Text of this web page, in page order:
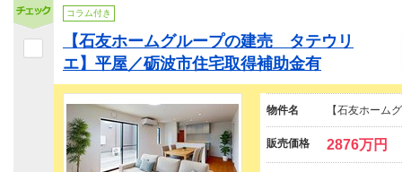
コラム付き
【石友ホームグループの建売 タテウリ
エ】平屋／砺波市住宅取得補助金有
物件名 【石友ホー
販売価格 2876万円